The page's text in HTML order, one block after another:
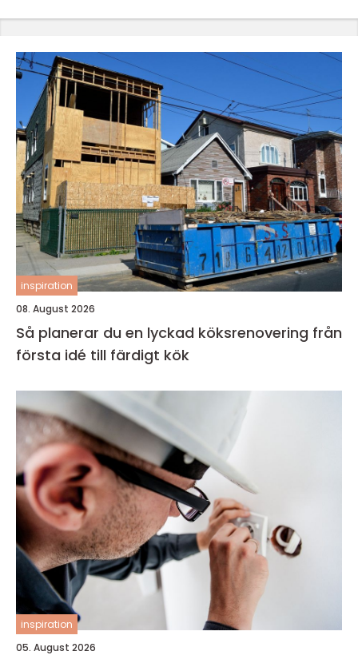
inspiration
08. August 2026
Så planerar du en lyckad köksrenovering från
första idé till färdigt kök
inspiration
05. August 2026